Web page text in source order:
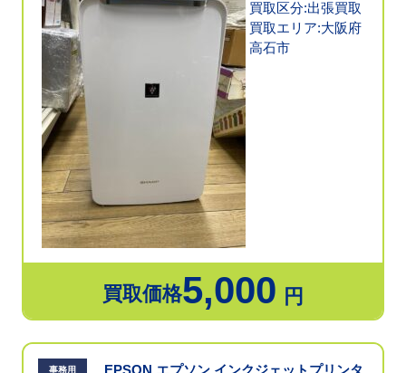
買取区分:出張買取
買取エリア:大阪府
高石市
買取価格5,000 円
事務用